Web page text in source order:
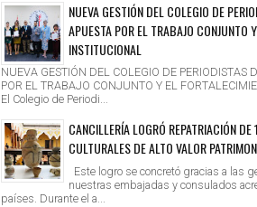
NUEVA GESTIÓN DEL COLEGIO DE
APUESTA POR EL TRABAJO CONJUNTO
INSTITUCIONAL
NUEVA GESTIÓN DEL COLEGIO DE PERIODISTAS
POR EL TRABAJO CONJUNTO Y EL
El Colegio de Periodi...
CANCILLERÍA LOGRÓ REPATRIACIÓN
CULTURALES DE ALTO VALOR
Este logro se concretó gracias a las
nuestras embajadas y consulados
países. Durante el a...